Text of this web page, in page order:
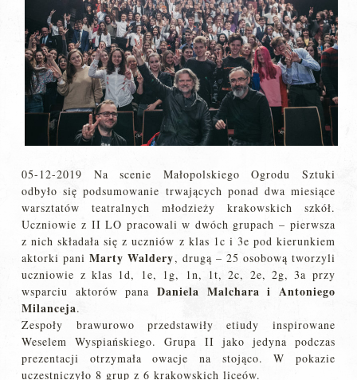
05-12-2019 Na scenie Małopolskiego Ogrodu Sztuki
odbyło się podsumowanie trwających ponad dwa miesiące
warsztatów teatralnych młodzieży krakowskich szkół.
Uczniowie z II LO pracowali w dwóch grupach – pierwsza
z nich składała się z uczniów z klas 1c i 3e pod kierunkiem
aktorki paniMarty Waldery, drugą – 25 osobową tworzyli
uczniowie z klas 1d, 1e, 1g, 1n, 1t, 2c, 2e, 2g, 3a przy
wsparciu aktorów pana Daniela Malchara i Antoniego
Milanceja.
Zespoły brawurowo przedstawiły etiudy inspirowane
Weselem Wyspiańskiego. Grupa II jako jedyna podczas
prezentacji otrzymała owacje na stojąco. W pokazie
uczestniczyło 8 grup z 6 krakowskich liceów.